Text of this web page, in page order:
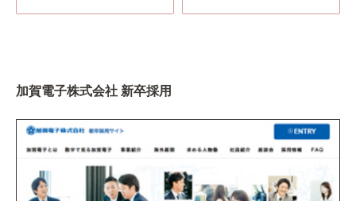
加賀電子株式会社 新卒採用